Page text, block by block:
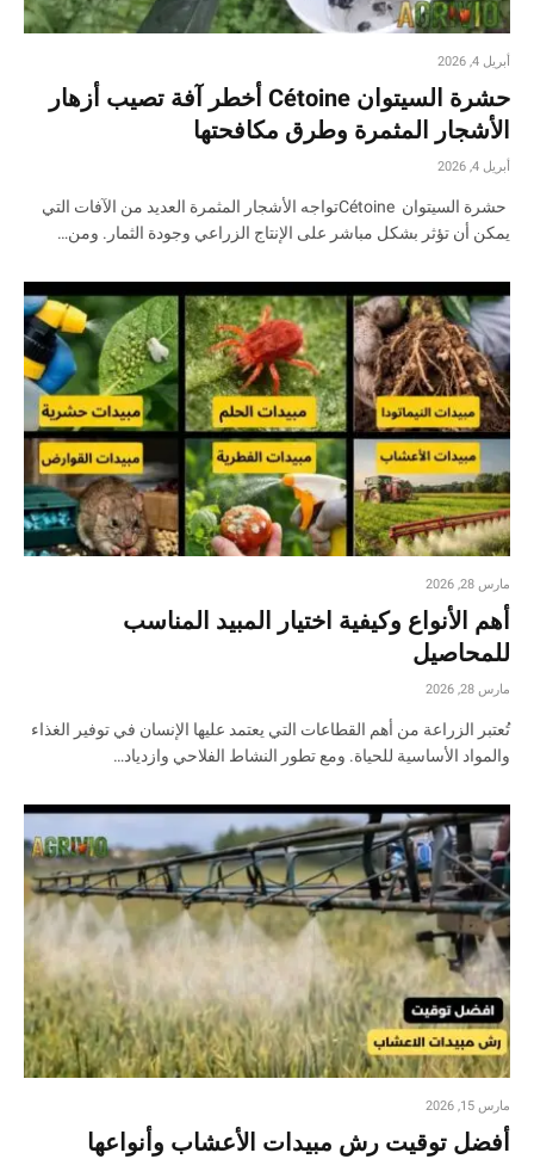
أبريل 4, 2026
حشرة السيتوان Cétoine أخطر آفة تصيب أزهار
الأشجار المثمرة وطرق مكافحتها
أبريل 4, 2026
حشرة السيتوان Cétoineتواجه الأشجار المثمرة العديد من الآفات التي
يمكن أن تؤثر بشكل مباشر على الإنتاج الزراعي وجودة الثمار. ومن…
مارس 28, 2026
أهم الأنواع وكيفية اختيار المبيد المناسب
للمحاصيل
مارس 28, 2026
تُعتبر الزراعة من أهم القطاعات التي يعتمد عليها الإنسان في توفير الغذاء
والمواد الأساسية للحياة. ومع تطور النشاط الفلاحي وازدياد…
مارس 15, 2026
أفضل توقيت رش مبيدات الأعشاب وأنواعها